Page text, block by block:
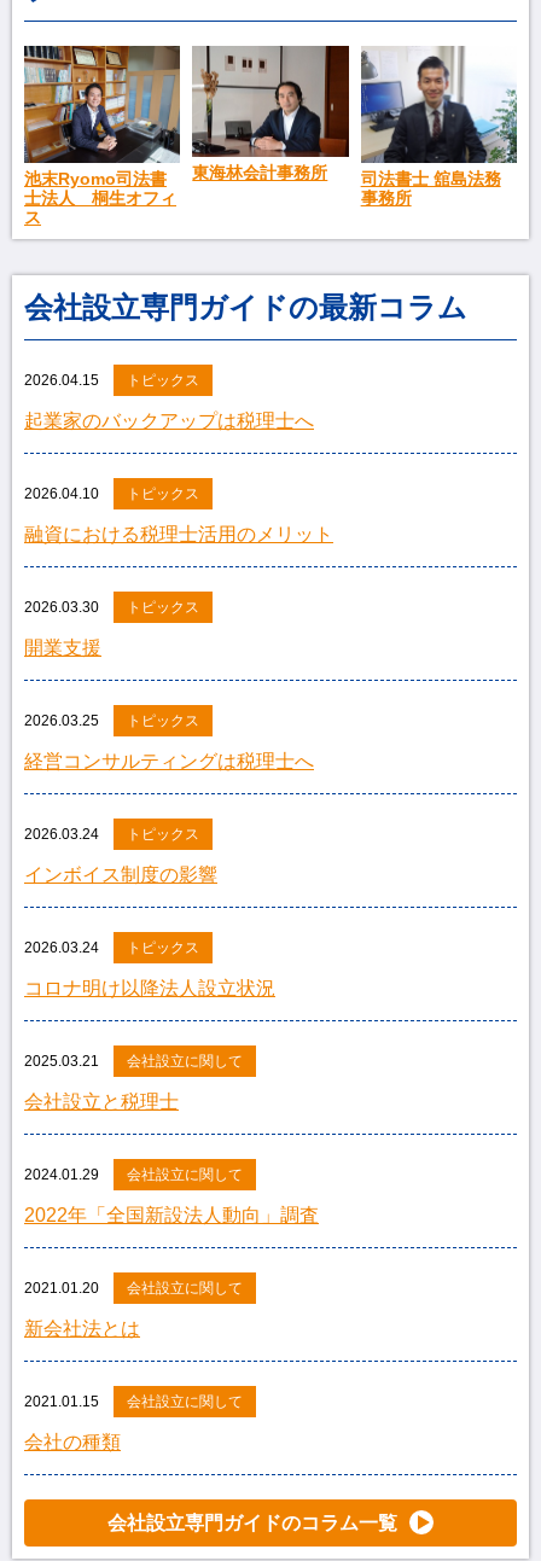
池末Ryomo司法書
士法人 桐生オフィ
ス
東海林会計事務所
司法書士 舘島法務
事務所
会社設立専門ガイドの最新コラム
2026.04.15 トピックス
起業家のバックアップは税理士へ
2026.04.10 トピックス
融資における税理士活用のメリット
2026.03.30 トピックス
開業支援
2026.03.25 トピックス
経営コンサルティングは税理士へ
2026.03.24 トピックス
インボイス制度の影響
2026.03.24 トピックス
コロナ明け以降法人設立状況
2025.03.21 会社設立に関して
会社設立と税理士
2024.01.29 会社設立に関して
2022年「全国新設法人動向」調査
2021.01.20 会社設立に関して
新会社法とは
2021.01.15 会社設立に関して
会社の種類
会社設立専門ガイドのコラム一覧